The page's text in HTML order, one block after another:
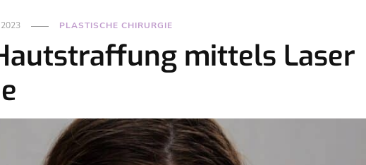
2023 PLASTISCHE CHIRURGIE
mittels Laser